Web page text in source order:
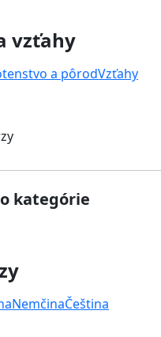
vzťahy
a pôrodVzťahy
kategórie
NemčinaČeština